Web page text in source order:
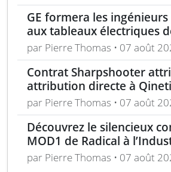
GE formera les ingénieurs
aux tableaux électriques
la classe Tide
par Pierre Thomas • 07 août
Contrat Sharpshooter
attribution directe à
période 2026-2028
par Pierre Thomas • 07 août
Découvrez le silencieux
MOD1 de Radical à
Marine la semaine
par Pierre Thomas • 07 août